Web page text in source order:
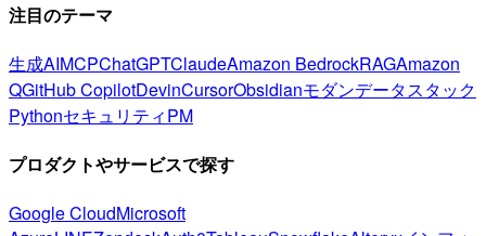
注目のテーマ
生成AIMCPChatGPTClaudeAmazon BedrockRAGAmazon
QGitHub CopilotDevinCursorObsidianモダンデータスタック
PythonセキュリティPM
プロダクトやサービスで探す
Google CloudMicrosoft